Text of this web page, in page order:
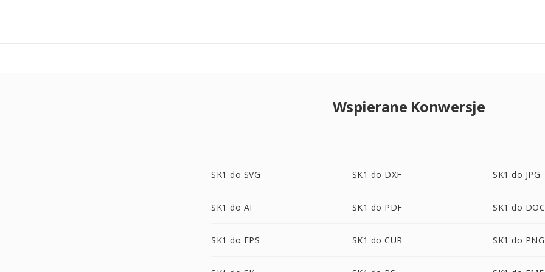
Wspierane Konwersje
SK1 do SVG SK1 do DXF SK1 do JPG
SK1 do AI SK1 do PDF SK1 do
SK1 do EPS SK1 do CUR SK1 do PNG